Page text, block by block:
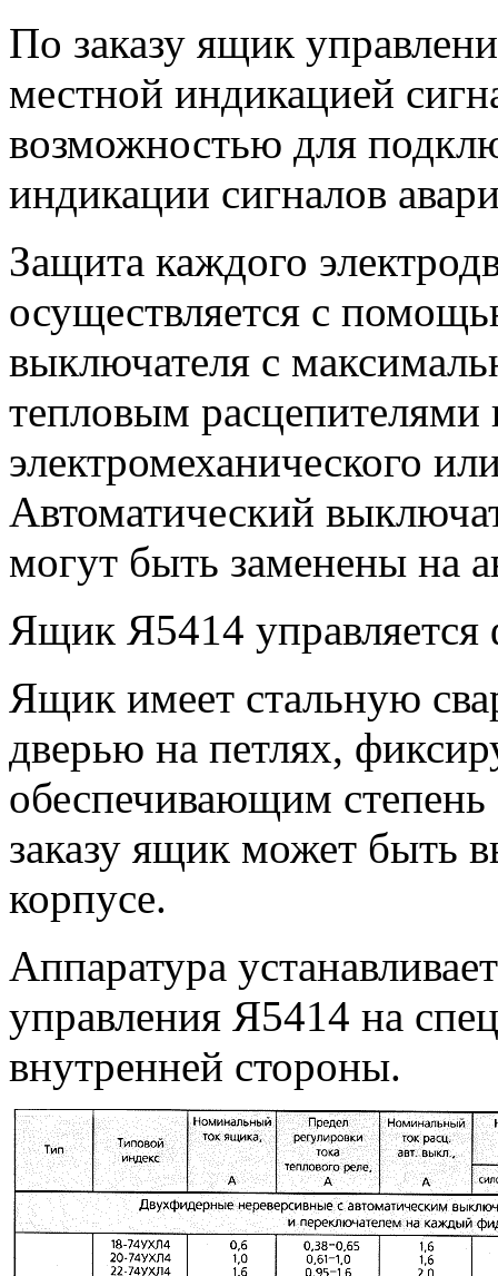
По заказу ящик
местной индикацией
возможностью для
индикации сигналов
Защита каждого
осуществляется с
выключателя с
тепловым расцепителями
электромеханического
Автоматический
могут быть заменены на
Ящик Я5414
Ящик имеет стальную
дверью на петлях,
обеспечивающим
заказу ящик может быть
корпусе.
Аппаратура
управления Я5414 на
внутренней стороны.